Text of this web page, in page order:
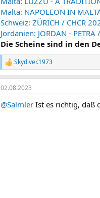
e
n
:
Malta: NAPOLEON IN
Schweiz: ZÜRICH / CHCR
Jordanien: JORDAN - PETRA
Die Scheine sind in den
R
e
a
k
i
Skydiver.1973
02.08.2023
@Salmler Ist es richtig, daß